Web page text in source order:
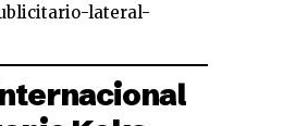
lateral-